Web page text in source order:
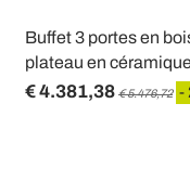
Buffet 3 portes en
plateau en
€ 4.381,38 € 5.476,72 -